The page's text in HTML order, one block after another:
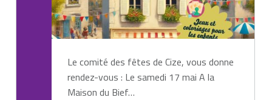
Le comité des fêtes de Cize, vous donne
rendez-vous : Le samedi 17 mai A la
Maison du Bief…